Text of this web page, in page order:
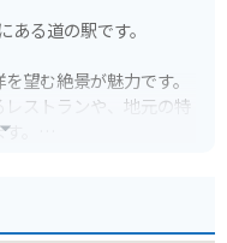
る道の駅です。
望む絶景が魅力です。
ストランや、地元の特
。
として有名なサンビー